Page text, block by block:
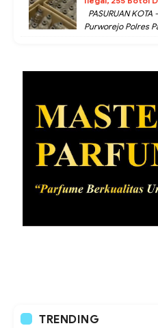
PASURUAN
Purworejo Polres
TRENDING